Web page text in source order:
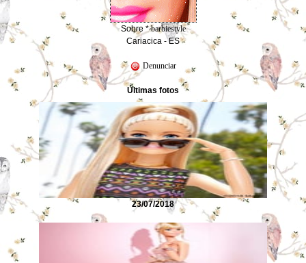
Sobre *barbiestyle
Cariacica - ES
Denunciar
Últimas fotos
23/07/2018